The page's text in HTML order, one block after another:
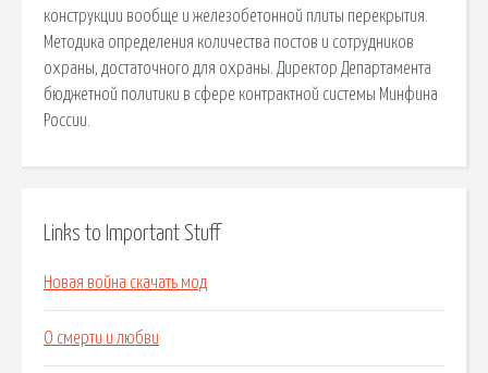
конструкции вообще и железобетонной плиты перекрытия.
Методика определения количества постов и сотрудников
охраны, достаточного для охраны. Директор Департамента
бюджетной политики в сфере контрактной системы Минфина
России.
Links to Important Stuff
Новая война скачать мод
О смерти и любви